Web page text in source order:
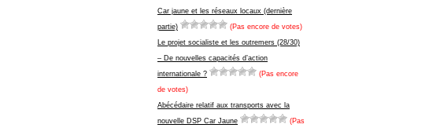
Car jaune et les réseaux locaux (dernière
partie)
(Pas encore de votes)
Le projet socialiste et les outremers (28/30)
– De nouvelles capacités d’action
internationale ?
(Pas encore
de votes)
Abécédaire relatif aux transports avec la
nouvelle DSP Car Jaune
(Pas